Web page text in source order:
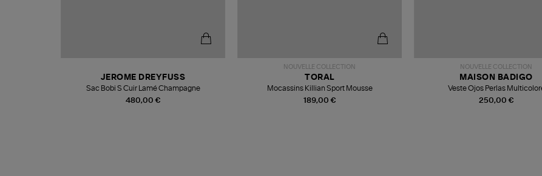
480,00 €
JEROME DREYFUSS
Sac Bobi S Cuir Lamé Champagne
NOUVELLE COLLECTION
189,00 €
TORAL
Mocassins Killian Sport Mousse
NOUVELLE COLLECTION
250,00 €
MAISON BADIGO
Veste Ojos Perlas